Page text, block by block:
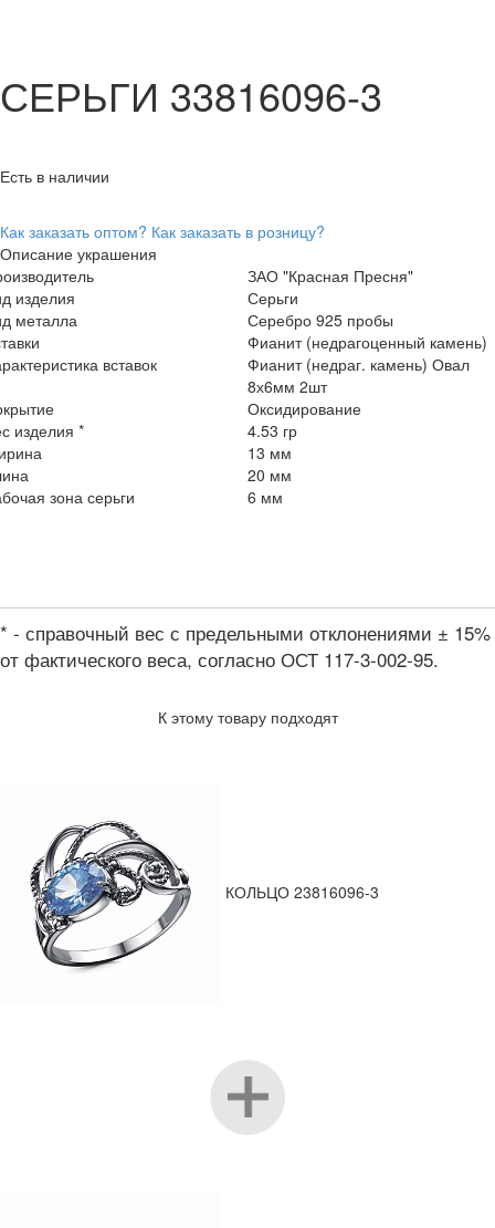
СЕРЬГИ 33816096-3
Есть в наличии
Как заказать оптом? Как заказать в розницу?
Описание украшения
ЗАО "Красная Пресня"
изделия
Серьги
металла
Серебро 925 пробы
Фианит (недрагоценный камень)
вставок
Фианит (недраг. камень) Овал
8х6мм 2шт
Оксидирование
изделия *
4.53 гр
13 мм
20 мм
зона серьги
6 мм
* - справочный вес с предельными отклонениями ± 15%
от фактического веса, согласно ОСТ 117-3-002-95.
К этому товару подходят
КОЛЬЦО 23816096-3